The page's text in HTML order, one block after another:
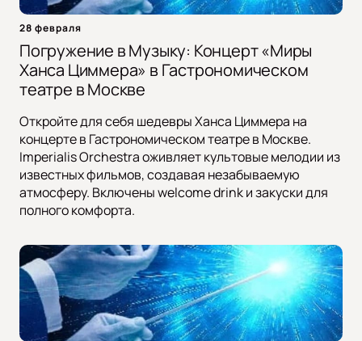
28 февраля
Погружение в Музыку: Концерт «Миры
Ханса Циммера» в Гастрономическом
театре в Москве
Откройте для себя шедевры Ханса Циммера на
концерте в Гастрономическом театре в Москве.
Imperialis Orchestra оживляет культовые мелодии из
известных фильмов, создавая незабываемую
атмосферу. Включены welcome drink и закуски для
полного комфорта.